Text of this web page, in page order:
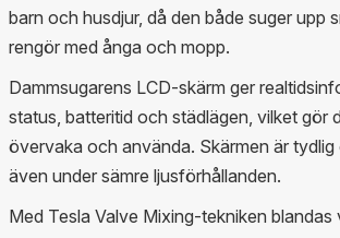
barn och husdjur, då den både suger upp
rengör med ånga och mopp.
Dammsugarens LCD-skärm ger
status, batteritid och städlägen, vilket gör
övervaka och använda. Skärmen är tydlig
även under sämre ljusförhållanden.
Med Tesla Valve Mixing-tekniken blandas